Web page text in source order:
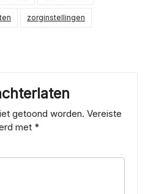
zorginstellingen
getoond worden. Vereiste
met *